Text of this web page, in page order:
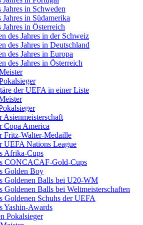
in Schweden
in Südamerika
in Österreich
des Jahres in der Schweiz
des Jahres in Deutschland
des Jahres in Europa
des Jahres in Österreich
der UEFA in einer Liste
Copa America
Fritz-Walter-Medaille
UEFA Nations League
Afrika-Cups
CONCACAF-Gold-Cups
Golden Boy
Goldenen Balls bei U20-WM
Goldenen Balls bei Weltmeisterschaften
Goldenen Schuhs der UEFA
Yashin-Awards
Pokalsieger